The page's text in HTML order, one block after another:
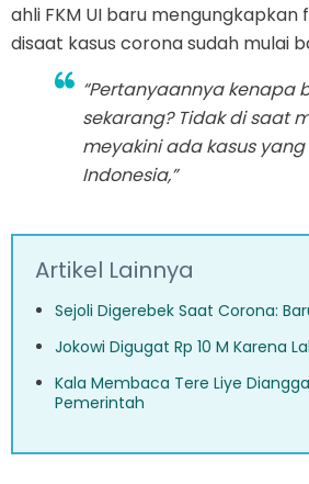
ahli FKM UI baru
disaat kasus corona sudah mulai
“Pertanyaannya kenapa
sekarang? Tidak di saat
meyakini ada kasus yang
Indonesia,”
Artikel Lainnya
Sejoli Digerebek Saat Corona:
Jokowi Digugat Rp 10 M Karena
Kala Membaca Tere Liye
Pemerintah